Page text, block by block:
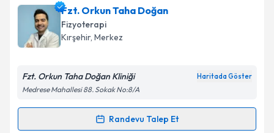
Fzt. Orkun Taha Doğan
Fizyoterapi
Kırşehir, Merkez
Fzt. Orkun Taha Doğan Kliniği Haritada Göster
Medrese Mahallesi 88. Sokak No:8/A
Randevu Talep Et
Randevu Takvimi Talebi